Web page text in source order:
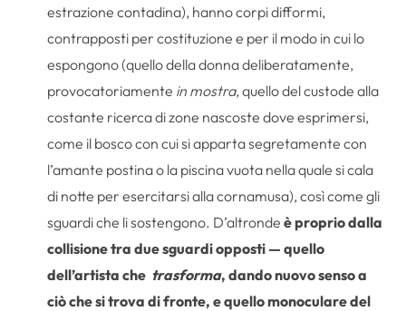
estrazione contadina), hanno corpi difformi,
contrapposti per costituzione e per il modo in cui lo
espongono (quello della donna deliberatamente,
provocatoriamente in mostra,quello del custode alla
costante ricerca di zone nascoste dove esprimersi,
come il bosco con cui si apparta segretamente con
l’amante postina o la piscina vuota nella quale si cala
di notte per esercitarsi alla cornamusa), così come gli
sguardi che li sostengono. D’altrondeè proprio dalla
collisione tra due sguardi opposti — quello
dell’artista che trasforma, dando nuovo senso a
ciò che si trova di fronte, e quello monoculare del